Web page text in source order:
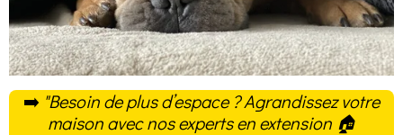
➡️ "Besoin de plus d’espace ? Agrandissez votre
maison avec nos experts en extension 🏠